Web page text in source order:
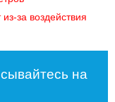
за воздействия
на